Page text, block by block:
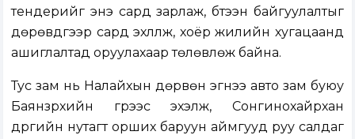
тендерийг энэ сард зарлаж, бүтээн байгуулалтыг
дөрөвдүгээр сард эхлүүлж, хоёр жилийн хугацаанд
ашиглалтад оруулахаар төлөвлөж байна.
Тус зам нь Налайхын дөрвөн эгнээ авто зам буюу
Баянзүрхийн гүүрээс эхэлж, Сонгинохайрхан
дүүргийн нутагт орших баруун аймгууд руу салдаг